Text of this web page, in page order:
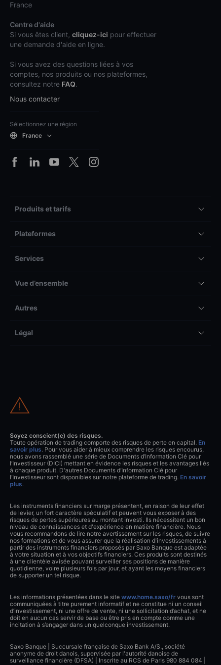
France
Centre d'aide
Si vous êtes client, cliquez-ici pour effectuer
une demande d'aide en ligne.
Si vous avez des questions liées à vos
comptes, nos produits ou nos plateformes,
consultez notre FAQ.
Nous contacter
Sélectionnez une région
France
Produits et tarifs
Plateformes
Services
Vue d’ensemble
Autres
Légal
Soyez conscient(e) des risques.
Toute opération de trading comporte des risques de perte en capital. En
savoir plus. Pour vous aider à mieux comprendre les risques encourus,
nous avons rassemblé une série de Documents d’Information Clé pour
l’Investisseur (DICI) mettant en évidence les risques et les avantages liés
à chaque produit. D'autres Documents d’Information Clé pour
l’Investisseur sont disponibles sur notre plateforme de trading. En savoir
plus.
Les instruments financiers sur marge présentent, en raison de leur effet
de levier, un fort caractère spéculatif et peuvent vous exposer à des
risques de pertes supérieures au montant investi. Ils nécessitent un bon
niveau de connaissances et d'expérience en matière financière. Nous
vous recommandons de lire notre avertissement sur les risques, de suivre
nos formations et de vous assurer que la réalisation d'investissements à
partir des instruments financiers proposés par Saxo Banque est adaptée
à votre situation et à vos objectifs financiers. Ces produits sont destinés
à une clientèle avisée pouvant surveiller ses positions de manière
quotidienne, voire plusieurs fois par jour, et ayant les moyens financiers
de supporter un tel risque.
Les informations présentées dans le site www.home.saxo/fr vous sont
communiquées à titre purement informatif et ne constitue ni un conseil
d’investissement, ni une offre de vente, ni une sollicitation d’achat, et ne
doit en aucun cas servir de base ou être pris en compte comme une
incitation à s’engager dans un quelconque investissement.
Saxo Banque | Succursale française de Saxo Bank A/S., société
anonyme de droit danois, supervisée par l'autorité danoise de
surveillance financière (DFSA) | Inscrite au RCS de Paris 980 884 084 |